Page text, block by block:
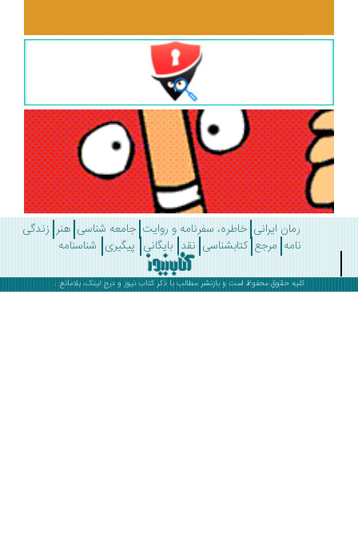
رمان ایرانی خاطره، سفرنامه و روایت جامعه شناسی هنر زندگی
مرجع کتابشناسی نقد بایگانی پیگیری شناسنامه
کلیه حقوق محفوظ است و بازنشر مطالب با ذکرکتاب نیوز و درج لینک، بلامانع .